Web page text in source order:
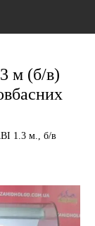
м (б/в)
1.3 м., б/в